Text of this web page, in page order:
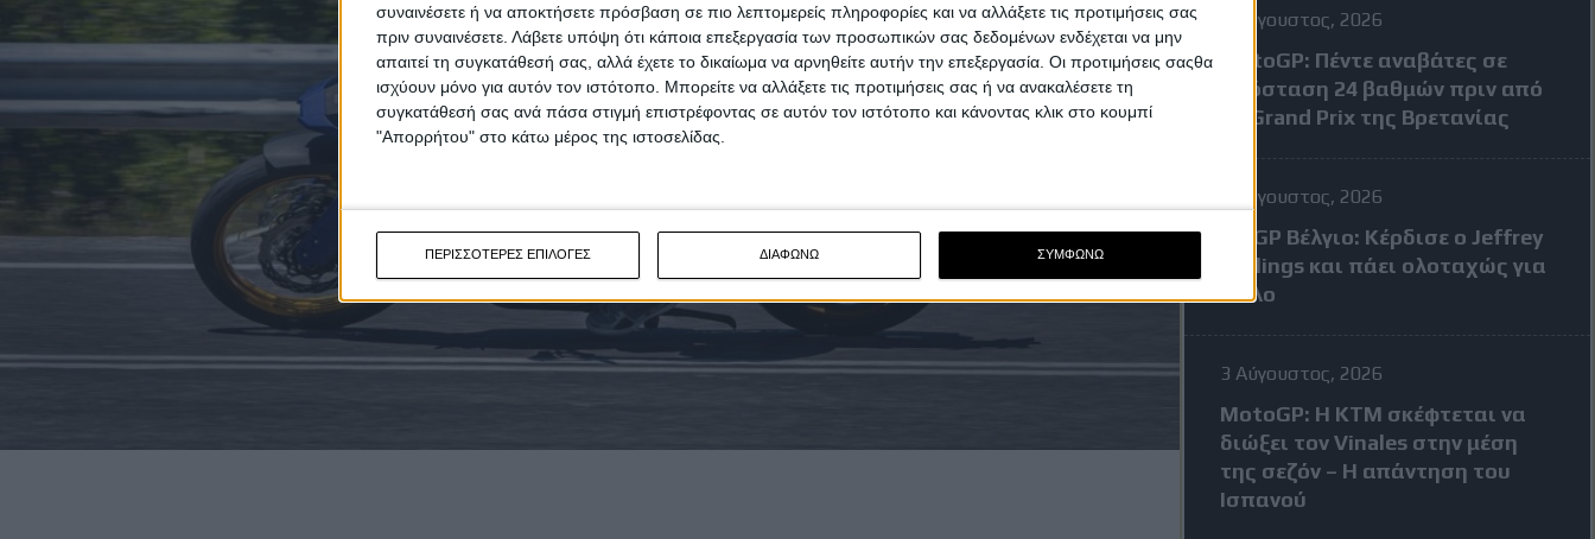
συναινέσετε ή να αποκτήσετε πρόσβαση σε πιο λεπτομερείς πληροφορίες και να αλλάξετε τις προτιμήσεις σας
πριν συναινέσετε. Λάβετε υπόψη ότι κάποια επεξεργασία των προσωπικών σας δεδομένων ενδέχεται να μην
απαιτεί τη συγκατάθεσή σας, αλλά έχετε το δικαίωμα να αρνηθείτε αυτήν την επεξεργασία. Οι προτιμήσεις σαςθα
ισχύουν μόνο για αυτόν τον ιστότοπο. Μπορείτε να αλλάξετε τις προτιμήσεις σας ή να ανακαλέσετε τη
συγκατάθεσή σας ανά πάσα στιγμή επιστρέφοντας σε αυτόν τον ιστότοπο και κάνοντας κλικ στο κουμπί
"Απορρήτου" στο κάτω μέρος της ιστοσελίδας.
ΠΕΡΙΣΣΟΤΕΡΕΣ ΕΠΙΛΟΓΕΣ ΔΙΑΦΩΝΩ ΣΥΜΦΩΝΩ
4 Αύγουστος, 2026
MotoGP: Πέντε αναβάτες σε
απόσταση 24 βαθμών πριν από
το Grand Prix της Βρετανίας
3 Αύγουστος, 2026
MXGP Βέλγιο: Κέρδισε ο Jeffrey
Herlings και πάει ολοταχώς για
τίτλο
3 Αύγουστος, 2026
MotoGP: Η KTM σκέφτεται να
διώξει τον Vinales στην μέση
της σεζόν – Η απάντηση του
Ισπανού